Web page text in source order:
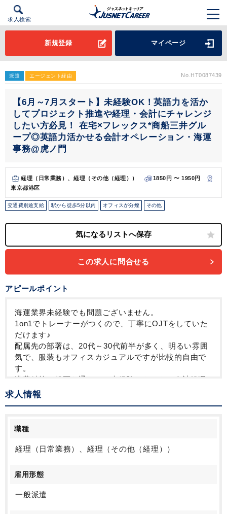
求人検索
新規登録 マイページ
派遣 エージェント経由 No.HT0087439
【6月～7月スタート】未経験OK！英語力を活か
してプロジェクト推進や経理・会計にチャレンジ
したい方必見！ 在宅×フレックス*商船三井グル
ープ◎英語力活かせる会計オペレーション・海運
事務@虎ノ門
経理（日常業務）、経理（その他（経理））
1850円 〜 1950円
東京都港区
交通費別途支給 駅から徒歩5分以内 オフィスが分煙 その他
この求人に問合せる
アピールポイント
海運業界未経験でも問題ございません。
1on1でトレーナーがつくので、丁寧にOJTをしていた
だけます♪
配属先の部署は、20代～30代前半が多く、明るい雰囲
気で、服装もオフィスカジュアルですが比較的自由で
す。
港費精算・起票を通じて、未経験からでも、会計処理
や業務フローへの理解が深まります。
フレックスタイム制・実働7時間・月10日まで在宅相談
同じ仕事をしている他の派遣スタッフの方や社員の方
もおります。
弊社からいままでに複数名の派遣スタッフが就業し、
正社員へと採用されている会社です。
社内は中途入社の方がほとんどで、皆さん優しく就業
求人情報
職種
経理（日常業務）、経理（その他（経理））
雇用形態
一般派遣